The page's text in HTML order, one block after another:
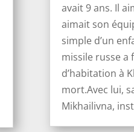
avait 9 ans. Il
aimait son
simple d’un
missile russe a
d’habitation à
mort.Avec lui,
Mikhailivna,